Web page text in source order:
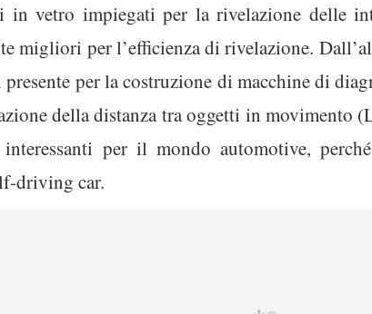
in vetro impiegati per la rivelazione delle
migliori per l’efficienza di rivelazione.
per la costruzione di macchine di
della distanza tra oggetti in movimento
per il mondo automotive,
driving car.